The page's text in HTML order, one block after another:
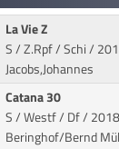
La Vie Z
S / Z.Rpf / Schi /
Jacobs,Johannes
Catana 30
S / Westf / Df /
Beringhof/Bernd